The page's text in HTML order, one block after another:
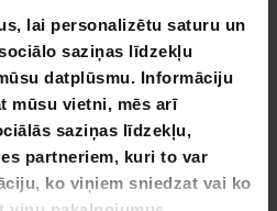
lai personalizētu saturu un
saziņas līdzekļu
datplūsmu. Informāciju
mūsu vietni, mēs arī
saziņas līdzekļu,
partneriem, kuri to var
ko viņiem sniedzat vai ko
1,5-3,05m grozu aizmugurējā
policarbonāta, kas
un spēli.
3,05m ir aprīkots ar smaguma
un visu laika apstākļu nailonu
no 1,5 līdz 3,05 metriem,
sistēmu, ļaujot visiem
sava līmeņa.